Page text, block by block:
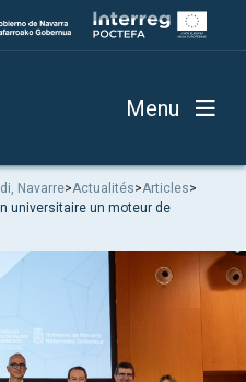
Menu
Navarre>Actualités>Articles>
universitaire un moteur de